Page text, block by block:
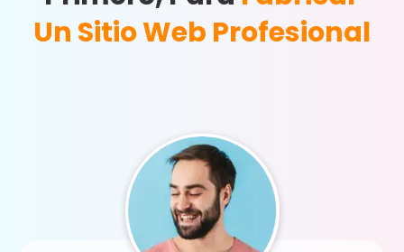
Un Sitio Web Profesional